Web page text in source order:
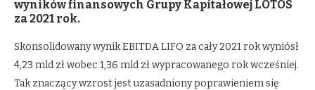
wyników finansowych Grupy Kapitałowej LOTOS
za 2021 rok.
Skonsolidowany wynik EBITDA LIFO za cały 2021 rok wyniósł
4,23 mld zł wobec 1,36 mld zł wypracowanego rok wcześniej.
Tak znaczący wzrost jest uzasadniony poprawieniem się